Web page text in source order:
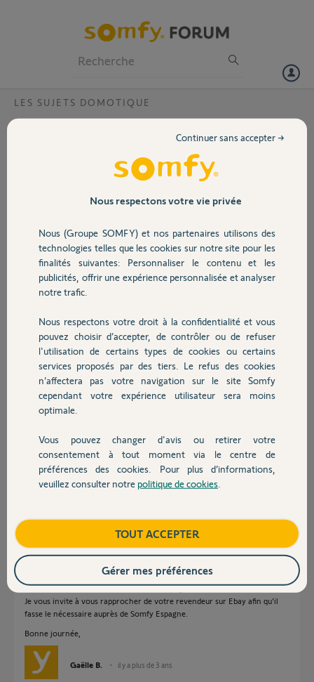
Volet
Sécurité
Domotique
Chauffage
Autres produits
Devis avec un pro
Contact
LES SUJETS DOMOTIQUE
Activation box tahoma achetée d'occasion
Je viens d’acheter une box TaHoma sur eBay. Et quand je saisis le
code pin. Ça me dit qu’il n’existe pas. Je suis surpris.
code PIN: 1233-2193-1992
Cordialement
Patrick D.
Participer au fil de discussion
Réponses
Vous avez achetez une Tahoma réservée a un autre pays.
Elle ne pourra pas s'installer sur les serveurs Français.
C'est le problème avec Ebay.
Cette boxe est rattachée aux serveurs espagnol.
Je vous invite à vous rapprocher de votre revendeur sur Ebay afin qu'il
fasse le nécessaire auprès de Somfy Espagne.
Bonne journée,
Gaëlle B. il y a plus de 3 ans
Nous respectons votre vie privée
Nous (Groupe SOMFY) et nos partenaires utilisons des
technologies telles que les cookies sur notre site pour les
finalités suivantes: Personnaliser le contenu et les
publicités, offrir une expérience personnalisée et analyser
notre trafic.
Nous respectons votre droit à la confidentialité et vous
pouvez choisir d’accepter, de contrôler ou de refuser
l'utilisation de certains types de cookies ou certains
services proposés par des tiers. Le refus des cookies
n’affectera pas votre navigation sur le site Somfy
cependant votre expérience utilisateur sera moins
optimale.
Vous pouvez changer d'avis ou retirer votre
consentement à tout moment via le centre de
préférences des cookies. Pour plus d’informations,
veuillez consulter notre politique de cookies
Continuer sans accepter →
TOUT ACCEPTER
Gérer mes préférences